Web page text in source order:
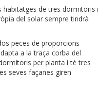
habitatges de tres dormitoris i
del solar sempre tindrà
peces de proporcions
a la traça corba del
per planta i té tres
seves façanes giren